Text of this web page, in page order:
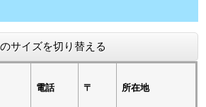
サイズを切り替える
電話 〒 所在地